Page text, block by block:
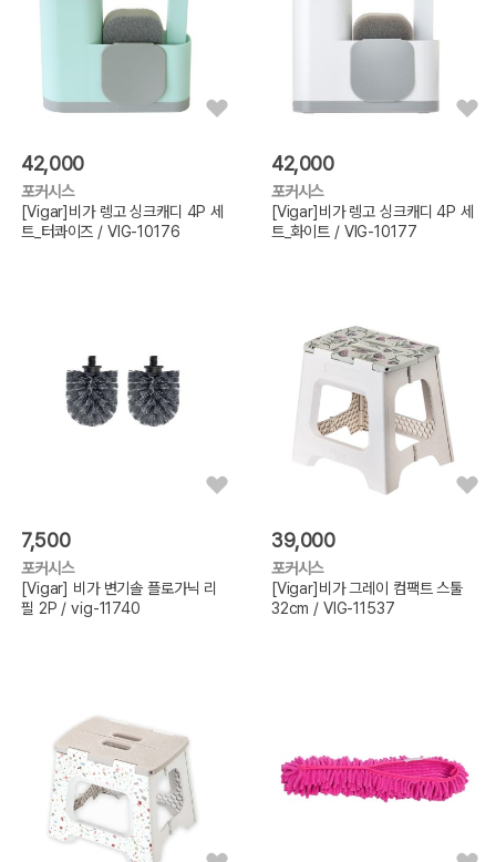
42,000
포커시스
[Vigar]비가 렝고 싱크캐디 4P 세
트_터콰이즈 / VIG-10176
42,000
포커시스
[Vigar]비가 렝고 싱크캐디 4P 세
트_화이트 / VIG-10177
7,500
포커시스
[Vigar] 비가 변기솔 플로가닉 리
필 2P / vig-11740
39,000
포커시스
[Vigar]비가 그레이 컴팩트 스툴
32cm / VIG-11537